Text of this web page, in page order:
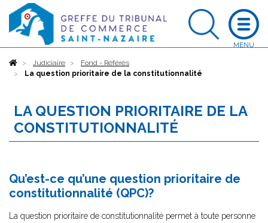
AccueilJudiciaire
Fond - Référés
La question prioritaire de la constitutionnalité
LA QUESTION PRIORITAIRE DE LA
CONSTITUTIONNALITÉ
Qu’est-ce qu’une question prioritaire de
constitutionnalité (QPC)?
La question prioritaire de constitutionnalité permet à toute personne